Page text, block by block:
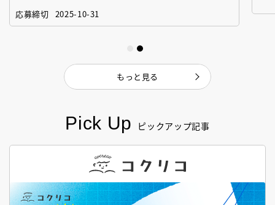
Pick Up ピックアップ記事
「絵本創作実践講座」
応募締切 2025-10-31
もっと見る